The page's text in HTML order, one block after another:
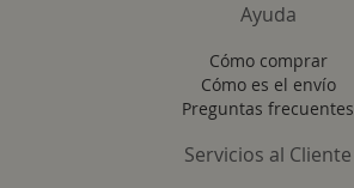
Ayuda
Cómo comprar
Cómo es el envío
Preguntas frecuentes
Servicios al Cliente